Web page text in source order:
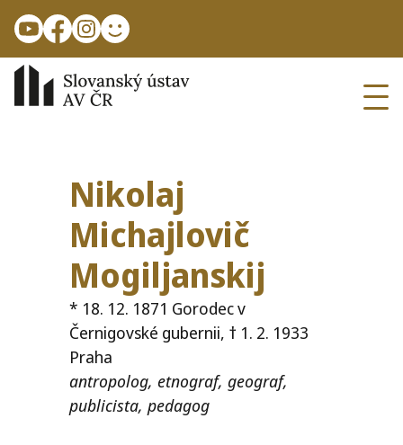
Nikolaj
Michajlovič
Mogiljanskij
* 18. 12. 1871 Gorodec v
Černigovské gubernii, † 1. 2. 1933
Praha
antropolog, etnograf, geograf,
publicista, pedagog